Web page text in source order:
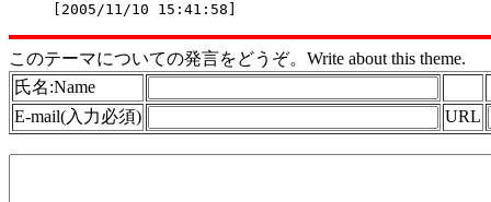
このテーマについての発言をどうぞ。Write about this theme.
氏名:Name
E-mail(入力必須)
URL